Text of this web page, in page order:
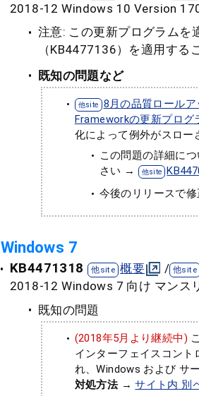
2018-12 Windows 10 Version
注意: この更新プログラムを
（KB4477136）を適用する
既知の問題など
8月の品質ロール
Frameworkの更新プログ
化によって例外がスロー
この問題の詳細に
さい →
今後のリリースで修
Windows 7
KB4471318 概要 /
2018-12 Windows 7 向け マンス
既知の問題
(2018年5月より継続中)
インターフェイスコン
れ、Windows および サ
対処方法 →サイト内 別